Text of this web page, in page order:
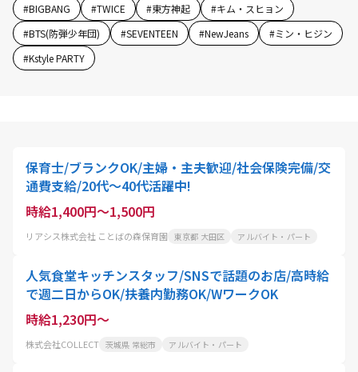
#BIGBANG #TWICE #東方神起 #キム・スヒョン
#BTS(防弾少年団) #SEVENTEEN #NewJeans #ミン・ヒジン
#Kstyle PARTY
保育士/ブランクOK/主婦・主夫歓迎/社会保険完備/交
通費支給/20代～40代活躍中!
時給1,400円～1,500円
リアシス株式会社 ことばの森保育園 東京都 大田区 アルバイト・パート
人気食堂キッチンスタッフ/SNSで話題のお店/高時給
で週二日からOK/扶養内勤務OK/WワークOK
時給1,230円～
株式会社COLLECT 茨城県 常総市 アルバイト・パート